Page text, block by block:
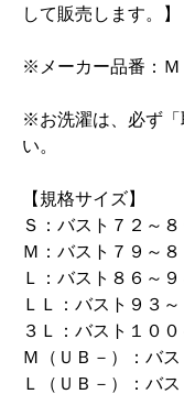
して販売します。】
※メーカー品番：Ｍ
※お洗濯は、必ず「
い。
【規格サイズ】
Ｓ：バスト７２～
Ｍ：バスト７９～８
Ｌ：バスト８６～
ＬＬ：バスト９３
３Ｌ：バスト１０
Ｍ（ＵＢ－）：バ
Ｌ（ＵＢ－）：バ